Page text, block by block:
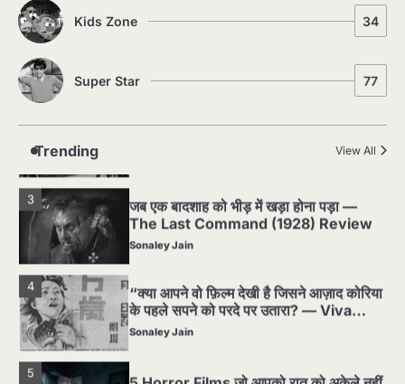
Kids Zone 34
Super Star 77
Trending View All
2
पसीने और खून से लिखी गई मूक सिनेमा की कहानी:
Sonaley Jain
3
जब एक बादशाह को भीड़ में खड़ा होना पड़ा —
The Last Command (1928) Review
Sonaley Jain
4
“क्या आपने वो फ़िल्म देखी है जिसने आज़ाद कोरिया
के पहले सपने को परदे पर उतारा? — Viva
Freedom! (1946) रिव्यू”
Sonaley Jain
5
5 Horror Films जो आपको रात को अकेले नहीं
देखनी चाहिए — पर देखेंगे ज़रूर